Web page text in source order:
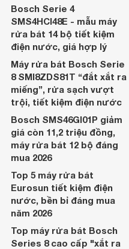
2P
đ
Cầu dao
NF125-HV -
Giá từ
Có 8 nơi bán
Bosch Serie 4
SMS4HCI48E - mẫu máy
rửa bát 14 bộ tiết kiệm
điện nước, giá hợp lý
Máy rửa bát Bosch Serie
8 SMI8ZDS81T “đắt xắt ra
miếng”, rửa sạch vượt
trội, tiết kiệm điện nước
Bosch SMS46GI01P giảm
giá còn 11,2 triệu đồng,
máy rửa bát 12 bộ đáng
mua 2026
Top 5 máy rửa bát
Eurosun tiết kiệm điện
nước, bền bỉ đáng mua
năm 2026
Top máy rửa bát Bosch
Series 8 cao cấp "xắt ra